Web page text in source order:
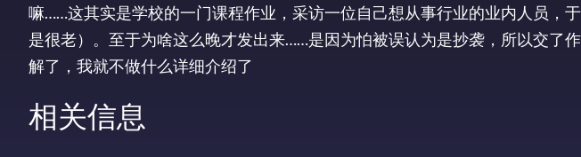
嘛……这其实是学校的一门课程作业，采访一位自己想从事行业的业内人员，
是很老）。至于为啥这么晚才发出来……是因为怕被误认为是抄袭，所以交了
解了，我就不做什么详细介绍了
相关信息